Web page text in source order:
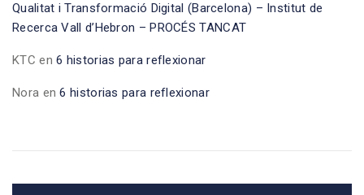
Qualitat i Transformació Digital (Barcelona) – Institut de
Recerca Vall d’Hebron – PROCÉS TANCAT
KTC en6 historias para reflexionar
Nora en6 historias para reflexionar